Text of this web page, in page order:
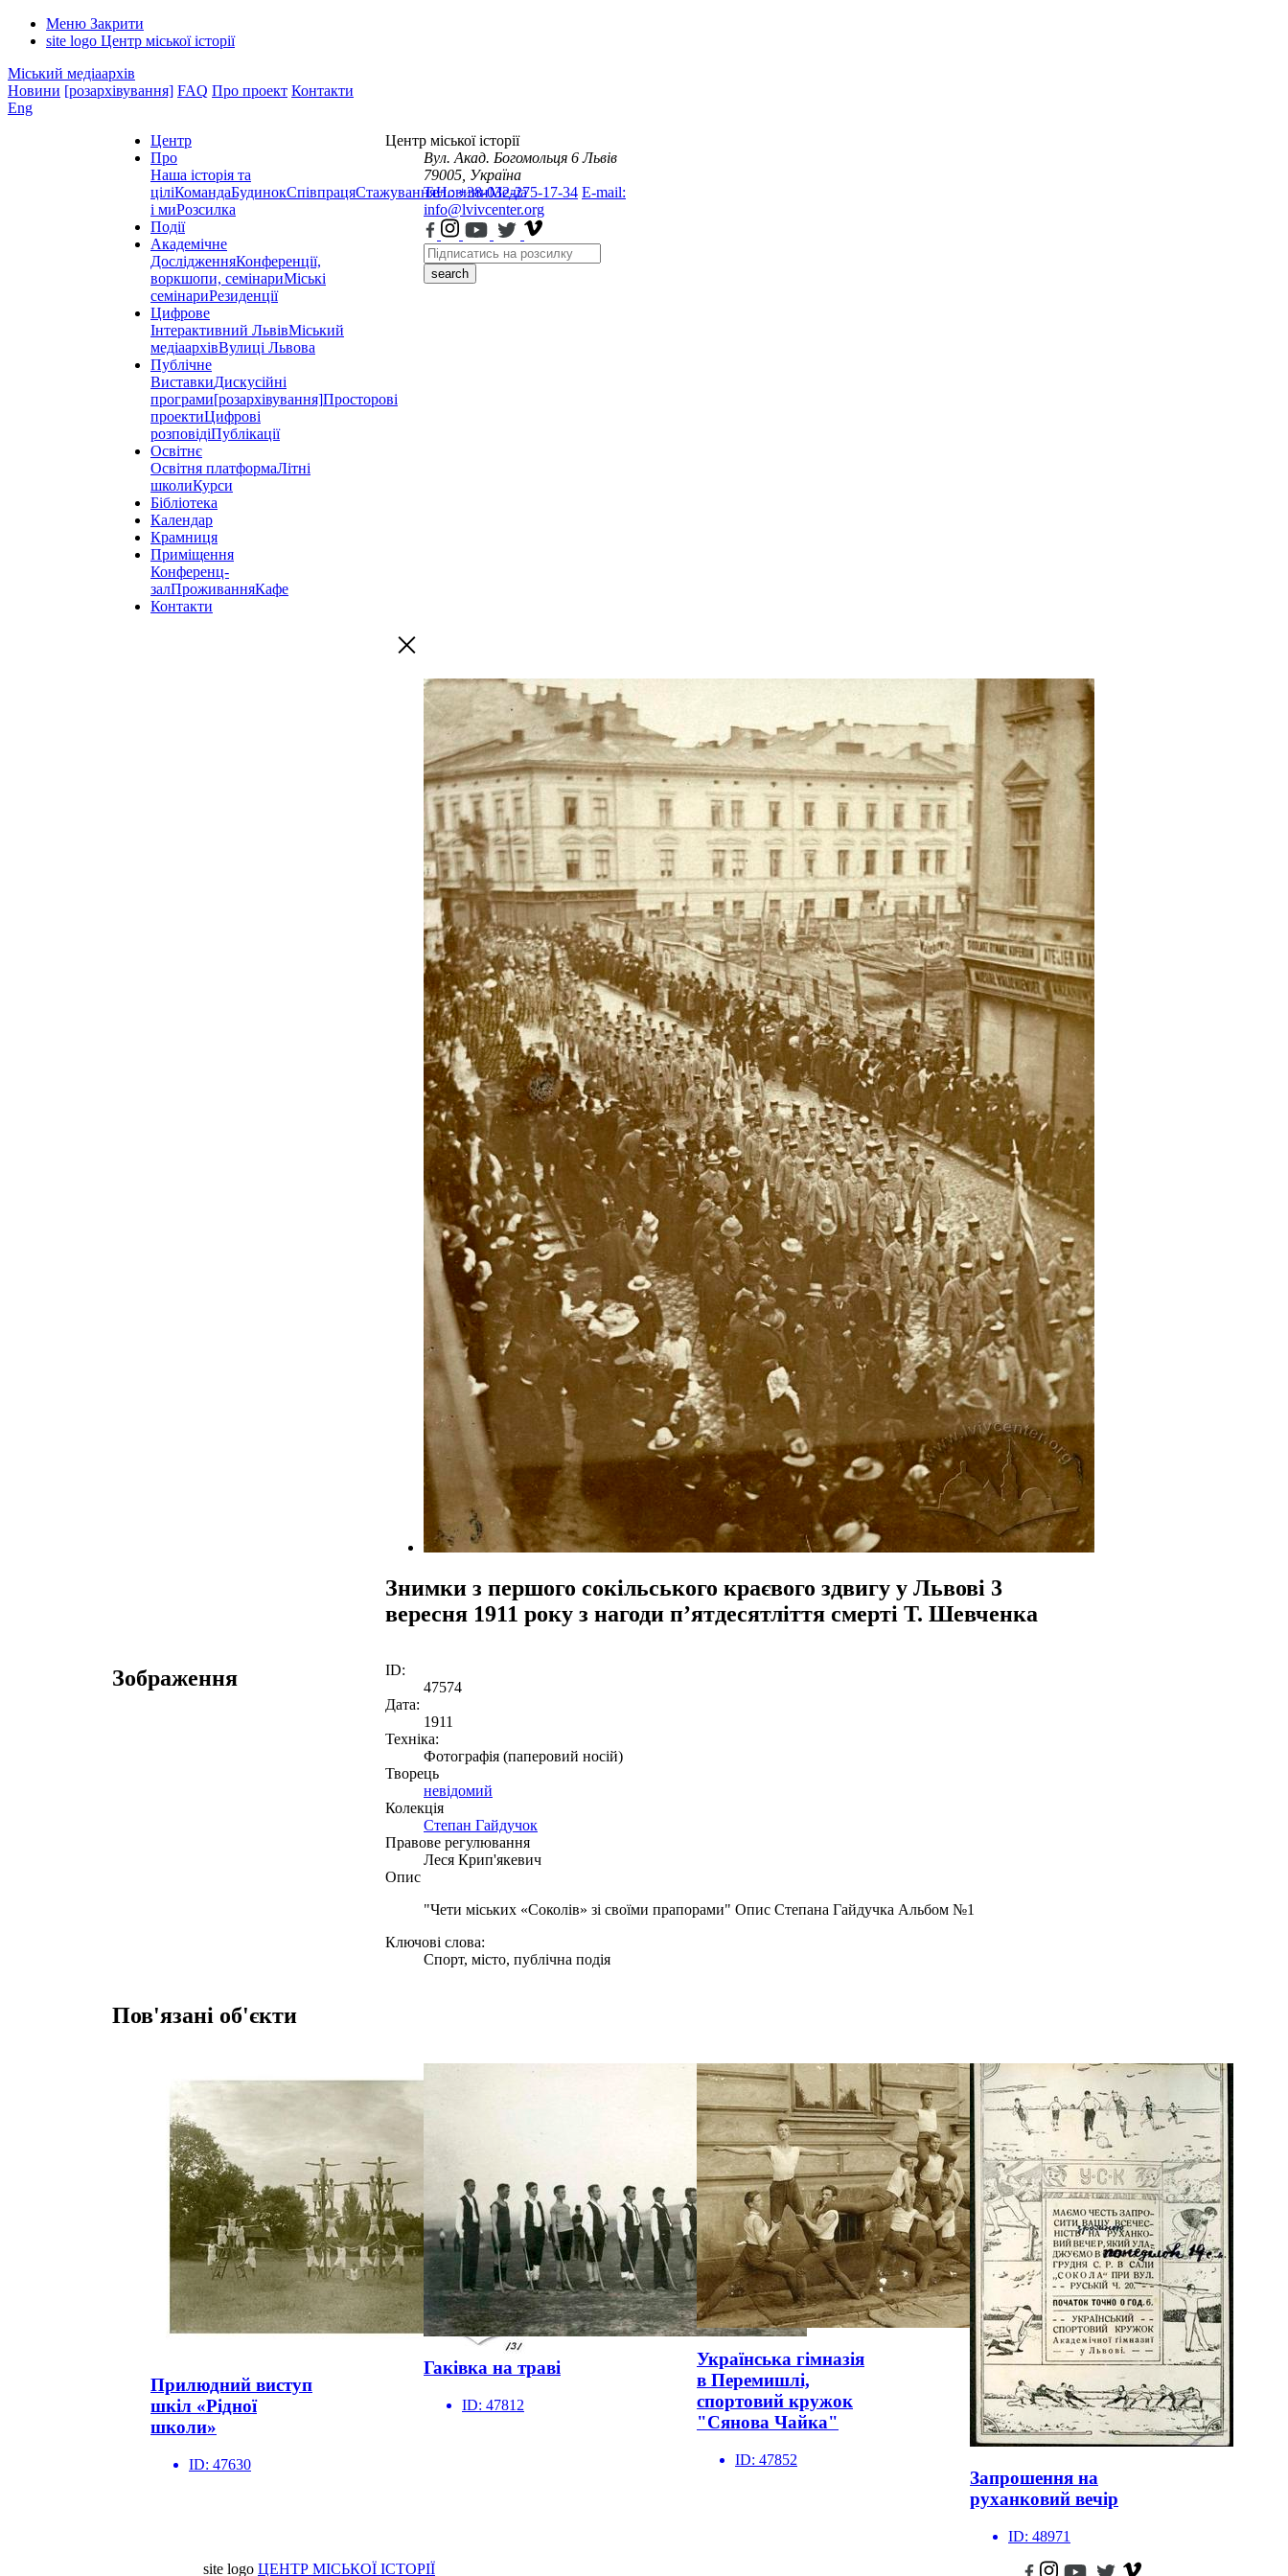
Меню Закрити
site logo Центр міської історії
Міський медіаархів
Новини [розархівування] FAQ Про проект Контакти
Eng
Центр
Про
Наша історія та
ціліКомандаБудинокСпівпрацяСтажуванняНовиниМедіа
і миРозсилка
Події
Академічне
ДослідженняКонференції,
воркшопи, семінариМіські
семінариРезиденції
Цифрове
Інтерактивний ЛьвівМіський
медіаархівВулиці Львова
Публічне
ВиставкиДискусійні
програми[розархівування]Просторові
проектиЦифрові
розповідіПублікації
Освітнє
Освітня платформаЛітні
школиКурси
Бібліотека
Календар
Крамниця
Приміщення
Конференц-
залПроживанняКафе
Контакти
Центр міської історії
Вул. Акад. Богомольця 6 Львів
79005, Україна
Тел.: +38-032-275-17-34 E-mail:
info@lvivcenter.org
search
Знимки з першого сокільського краєвого здвигу у Львові 3
вересня 1911 року з нагоди п’ятдесятліття смерті Т. Шевченка
Зображення
ID:
47574
Дата:
1911
Техніка:
Фотографія (паперовий носій)
Творець
невідомий
Колекція
Степан Гайдучок
Правове регулювання
Леся Крип'якевич
Опис
"Чети міських «Соколів» зі своїми прапорами" Опис Степана Гайдучка Альбом №1
Ключові слова:
Спорт, місто, публічна подія
Пов'язані об'єкти
Прилюдний виступ
шкіл «Рідної
школи»
ID: 47630
Гаківка на траві
ID: 47812
Українська гімназія
в Перемишлі,
спортовий кружок
"Сянова Чайка"
ID: 47852
Запрошення на
руханковий вечір
ID: 48971
site logo ЦЕНТР МІСЬКОЇ ІСТОРІЇ